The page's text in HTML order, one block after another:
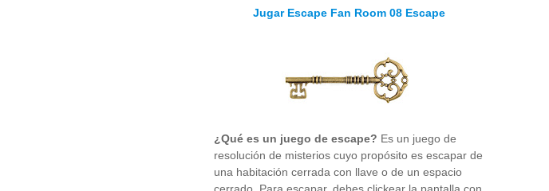
Jugar Escape Fan Room 08 Escape
¿Qué es un juego de escape? Es un juego de
resolución de misterios cuyo propósito es escapar de
una habitación cerrada con llave o de un espacio